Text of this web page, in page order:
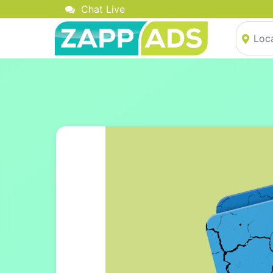
Chat Live